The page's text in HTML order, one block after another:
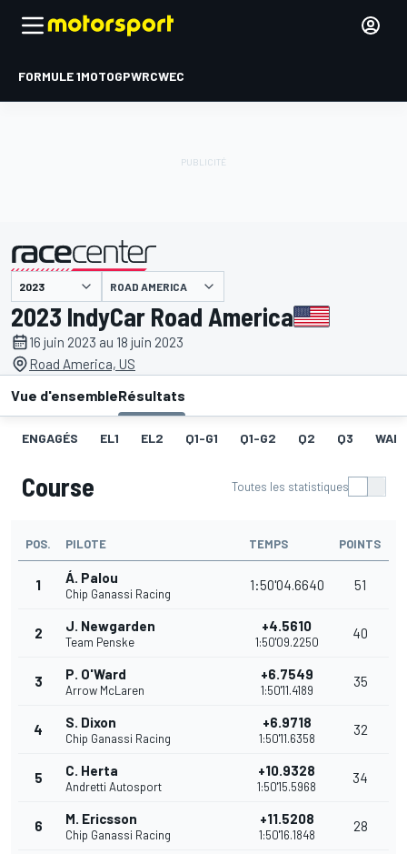
FORMULE 1MOTOGPWRCWEC
présenté par ROAD AMERICA
2023 IndyCar Road America
16 juin 2023 au 18 juin 2023
Road America, US
Vue d'ensembleRésultats
ENGAGÉS EL1 EL2 Q1-G1 Q1-G2 Q2 Q3
Course Toutes les statistiques
POS. PILOTE TEMPS POINTS
1 Á. Palou
Chip Ganassi Racing
1:50'04.6640 51
2 J. Newgarden
Team Penske
+4.5610
1:50'09.2250
40
3 P. O'Ward
Arrow McLaren
+6.7549
1:50'11.4189
35
4 S. Dixon
Chip Ganassi Racing
+6.9718
1:50'11.6358
32
5 C. Herta
Andretti Autosport
+10.9328
1:50'15.5968
34
6 M. Ericsson
Chip Ganassi Racing
+11.5208
1:50'16.1848
28